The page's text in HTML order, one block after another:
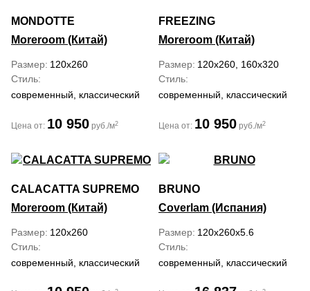
MONDOTTE
Moreroom (Китай)
Размер 120x260
Стиль
современный, классический
Цена от: 10 950 руб./м2
FREEZING
Moreroom (Китай)
Размер 120x260, 160x320
Стиль
современный, классический
Цена от: 10 950 руб./м2
CALACATTA SUPREMO
Moreroom (Китай)
Размер 120x260
Стиль
современный, классический
BRUNO
Coverlam (Испания)
Размер 120x260x5.6
Стиль
современный, классический